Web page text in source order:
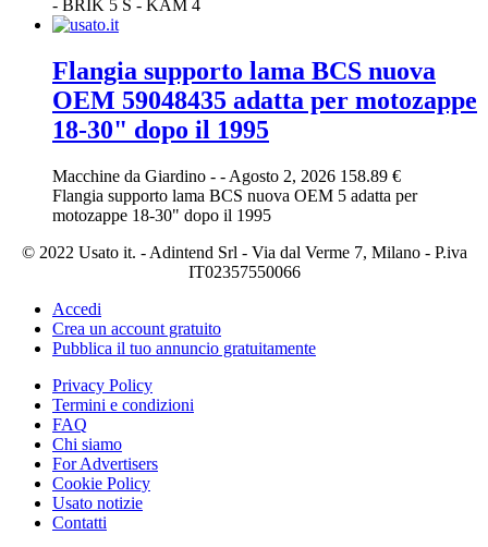
- BRIK 5 S - KAM 4
Flangia supporto lama BCS nuova
OEM 59048435 adatta per motozappe
18-30" dopo il 1995
Macchine da Giardino - - Agosto 2, 2026 158.89 €
Flangia supporto lama BCS nuova OEM 5 adatta per
motozappe 18-30" dopo il 1995
© 2022 Usato it. - Adintend Srl - Via dal Verme 7, Milano - P.iva
IT02357550066
Accedi
Crea un account gratuito
Pubblica il tuo annuncio gratuitamente
Privacy Policy
Termini e condizioni
FAQ
Chi siamo
For Advertisers
Cookie Policy
Usato notizie
Contatti